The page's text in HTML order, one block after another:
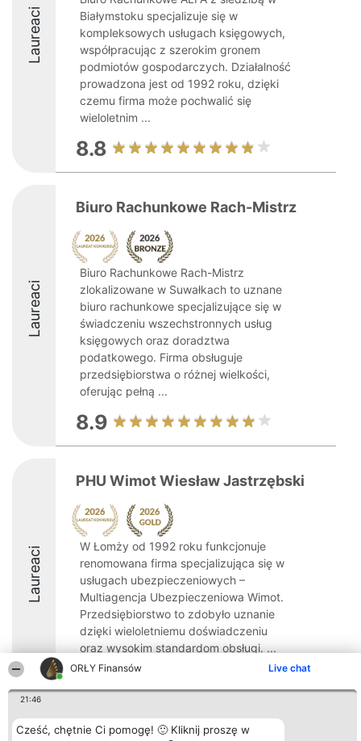
ORŁY Finansów Live chat
21:46
Cześć, chętnie Ci pomogę! 🙂 Kliknij proszę w
Laureaci
Białymstoku specjalizuje się w
kompleksowych usługach księgowych,
współpracując z szerokim gronem
podmiotów gospodarczych. Działalność
prowadzona jest od 1992 roku, dzięki
czemu firma może pochwalić się
wieloletnim ...
8.8
Laureaci
Biuro Rachunkowe Rach-Mistrz
Biuro Rachunkowe Rach-Mistrz
zlokalizowane w Suwałkach to uznane
biuro rachunkowe specjalizujące się w
świadczeniu wszechstronnych usług
księgowych oraz doradztwa
podatkowego. Firma obsługuje
przedsiębiorstwa o różnej wielkości,
oferując pełną ...
8.9
Laureaci
PHU Wimot Wiesław Jastrzębski
W Łomży od 1992 roku funkcjonuje
renomowana firma specjalizująca się w
usługach ubezpieczeniowych –
Multiagencja Ubezpieczeniowa Wimot.
Przedsiębiorstwo to zdobyło uznanie
dzięki wieloletniemu doświadczeniu
oraz wysokim standardom obsługi. ...
9.6
Organizator plebiscytu Plebiscyt Kontakt